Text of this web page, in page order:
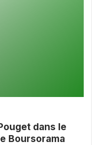
dans le
Boursorama